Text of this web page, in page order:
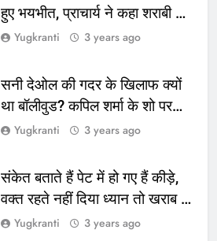
हुए भयभीत, प्राचार्य ने कहा शराबी ने
उड़ाई अफवाह
Yugkranti 3 years ago
सनी देओल की गदर के खिलाफ क्यों
था बॉलीवुड? कपिल शर्मा के शो पर
सामने आई सच्चाई
Yugkranti 3 years ago
संकेत बताते हैं पेट में हो गए हैं कीड़े,
वक्त रहते नहीं दिया ध्यान तो खराब हो
जाएगी हालत
Yugkranti 3 years ago